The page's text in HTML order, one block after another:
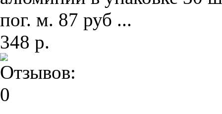
пог. м. 87 руб ...
348 р.